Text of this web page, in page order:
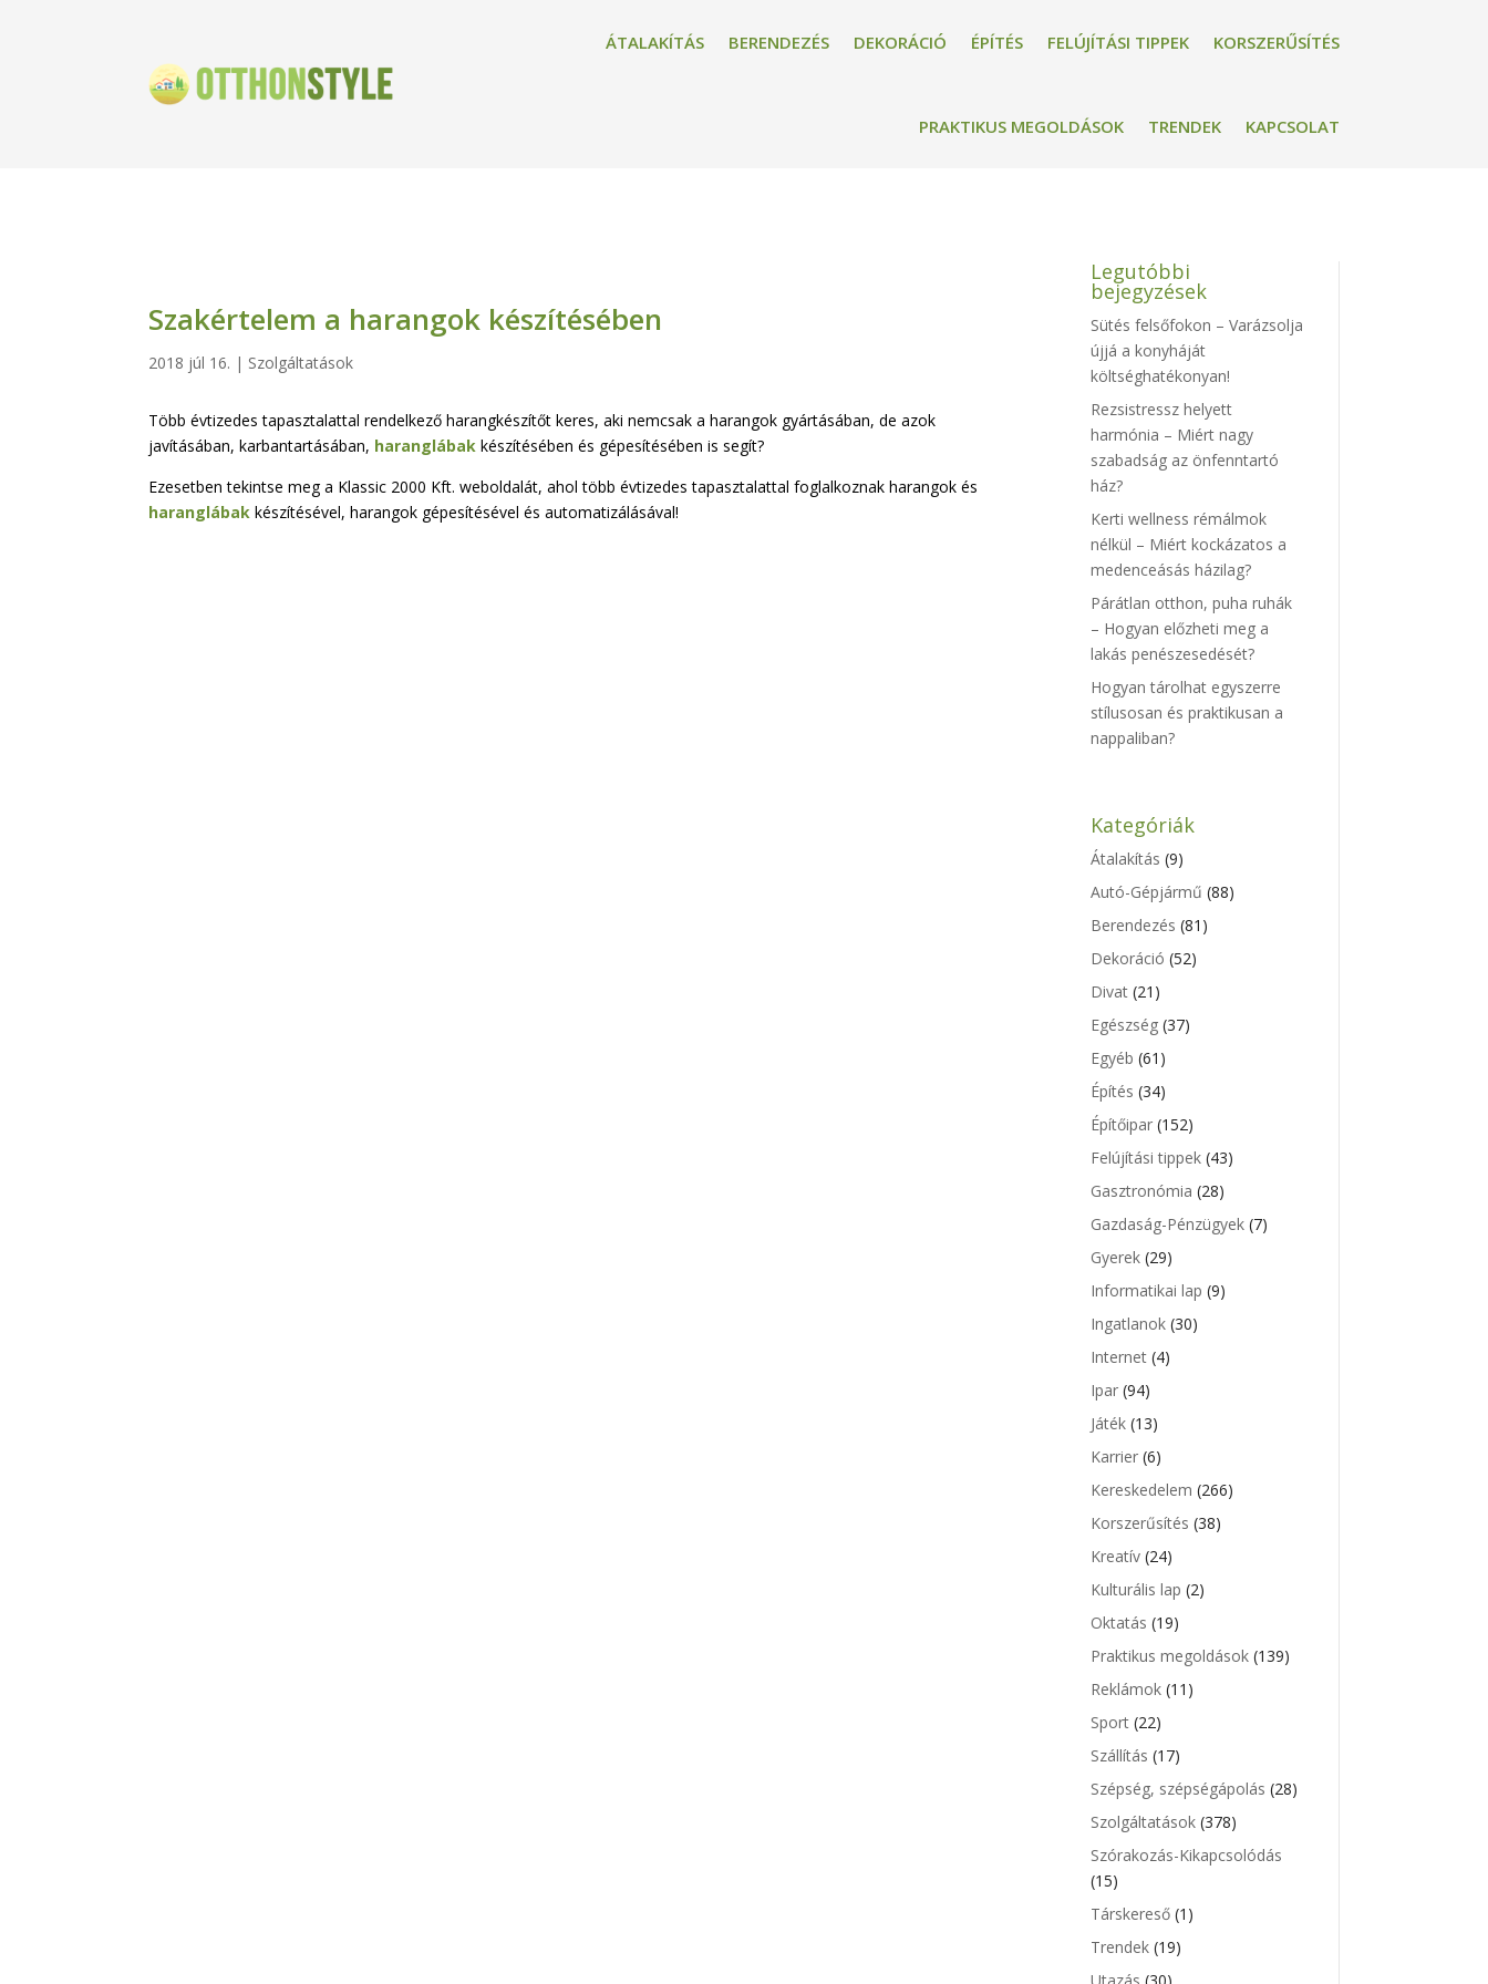
ÁTALAKÍTÁS BERENDEZÉS DEKORÁCIÓ ÉPÍTÉS FELÚJÍTÁSI TIPPEK KORSZERŰSÍTÉS
PRAKTIKUS MEGOLDÁSOK TRENDEK KAPCSOLAT
Szakértelem a harangok készítésében
2018 júl 16. | Szolgáltatások
Több évtizedes tapasztalattal rendelkező harangkészítőt keres, aki nemcsak a harangok gyártásában, de azok
javításában, karbantartásában, haranglábak készítésében és gépesítésében is segít?
Ezesetben tekintse meg a Klassic 2000 Kft. weboldalát, ahol több évtizedes tapasztalattal foglalkoznak harangok és
haranglábak készítésével, harangok gépesítésével és automatizálásával!
Legutóbbi
bejegyzések
Sütés felsőfokon – Varázsolja
újjá a konyháját
költséghatékonyan!
Rezsistressz helyett
harmónia – Miért nagy
szabadság az önfenntartó
ház?
Kerti wellness rémálmok
nélkül – Miért kockázatos a
medenceásás házilag?
Párátlan otthon, puha ruhák
– Hogyan előzheti meg a
lakás penészesedését?
Hogyan tárolhat egyszerre
stílusosan és praktikusan a
nappaliban?
Kategóriák
Átalakítás (9)
Autó-Gépjármű (88)
Berendezés (81)
Dekoráció (52)
Divat (21)
Egészség (37)
Egyéb (61)
Építés (34)
Építőipar (152)
Felújítási tippek (43)
Gasztronómia (28)
Gazdaság-Pénzügyek (7)
Gyerek (29)
Informatikai lap (9)
Ingatlanok (30)
Internet (4)
Ipar (94)
Játék (13)
Karrier (6)
Kereskedelem (266)
Korszerűsítés (38)
Kreatív (24)
Kulturális lap (2)
Oktatás (19)
Praktikus megoldások (139)
Reklámok (11)
Sport (22)
Szállítás (17)
Szépség, szépségápolás (28)
Szolgáltatások (378)
Szórakozás-Kikapcsolódás
(15)
Társkereső (1)
Trendek (19)